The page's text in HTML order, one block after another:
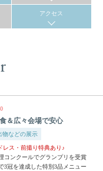
アクセス
＆広々会場で安心
物などの展示
レス・前撮り特典あり♪
コンクールでグランプリを受賞
3冠を達成した特別3品メニュー